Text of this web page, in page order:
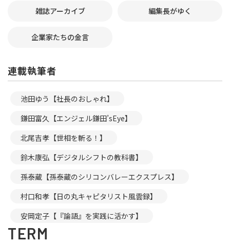
雑誌アーカイブ 編集長がゆく
企業家たちの金言
連載執筆者
池田ゆう【社長のおしゃれ】
鎌田富久【エンジェル鎌田’sEye】
北尾吉孝【世相を斬る！】
鈴木康弘【デジタルシフトの教科書】
孫泰蔵【孫泰蔵のシリコンバレーエクスプレス】
村口和孝【日の丸キャピタリスト風雲録】
安岡定子【『論語』を実践に活かす】
TERM